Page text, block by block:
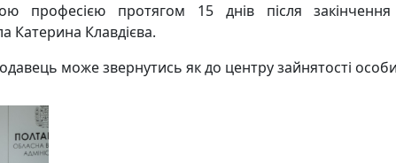
професією протягом 15 днів після
Катерина Клавдієва.
може звернутись як до центру зайнятості